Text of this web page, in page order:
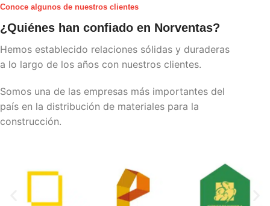
Conoce algunos de nuestros clientes
¿Quiénes han confiado en Norventas?
Hemos establecido relaciones sólidas y duraderas
a lo largo de los años con nuestros clientes.
Somos una de las empresas más importantes del
país en la distribución de materiales para la
construcción.